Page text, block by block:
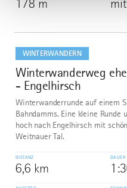
178 m
WINTERWANDERN
6
Winterwanderweg
- Engelhirsch
Winterwanderrunde auf einem
Bahndamms. Eine kleine Runde
hoch nach Engelhirsch mit
Weitnauer Tal.
DISTANZ
6,6 km
DAUER
dazu